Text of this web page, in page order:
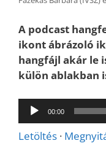
A podcast
ikont ábrázoló
hangfájl akár le
külön ablakban
Audió
lejátszó
00:00
Letöltés ·